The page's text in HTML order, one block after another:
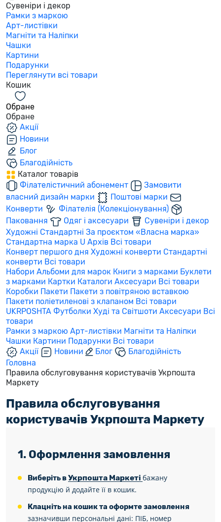
Сувеніри і декор
Рамки з маркою
Арт-листівки
Магніти та Наліпки
Чашки
Картини
Подарунки
Переглянути всі товари
Кошик
Обране
Обране
Акції
Новини
Блог
Благодійність
Каталог товарів
Філателістичний абонемент
Замовити
власний дизайн марки
Поштові марки
Конверти
Філателія (Колекціонування)
Паковання
Одяг і аксесуари
Сувеніри і декор
Художні Стандартні За проєктом «Власна марка»
Стандартна марка U Архів Всі товари
Конверт першого дня Художні конверти Стандартні
конверти Всі товари
Набори Альбоми для марок Книги з марками Буклети
з марками Картки Каталоги Аксесуари Всі товари
Коробки Пакети Пакети з повітряною вставкою
Пакети поліетиленові з клапаном Всі товари
UKRPOSHTA Футболки Худі та Світшоти Аксесуари Всі
товари
Рамки з маркою Арт-листівки Магніти та Наліпки
Чашки Картини Подарунки Всі товари
Акції
Новини Блог
Благодійність
Головна
Правила обслуговування користувачів Укрпошта
Маркету
Правила обслуговування
користувачів Укрпошта Маркету
1. Оформлення замовлення
Виберіть вУкрпошта Маркеті бажану
продукцію й додайте її в кошик.
Клацніть на кошик та оформте замовлення
зазначивши персональні дані: ПІБ, номер